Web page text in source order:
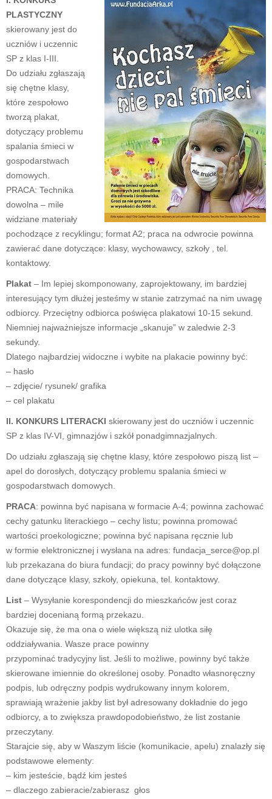
PLASTYCZNY
skierowany jest do
uczniów i uczennic
SP z klas I-III.
Do udziału zgłaszają
się chętne klasy,
które zespołowo
tworzą plakat,
dotyczący problemu
spalania śmieci w
gospodarstwach
domowych.
PRACA: Technika
dowolna – mile
widziane materiały
pochodzące z recyklingu; format A2; praca na odwrocie powinna
zawierać dane dotyczące: klasy, wychowawcy, szkoły , tel.
kontaktowy.
Plakat – Im lepiej skomponowany, zaprojektowany, im bardziej
interesujący tym dłużej jesteśmy w stanie zatrzymać na nim uwagę
odbiorcy. Przeciętny odbiorca poświęca plakatowi 10-15 sekund.
Niemniej najważniejsze informacje „skanuje” w zaledwie 2-3
sekundy.
Dlatego najbardziej widoczne i wybite na plakacie powinny być:
– hasło
– zdjęcie/ rysunek/ grafika
– cel plakatu
II. KONKURS LITERACKI skierowany jest do uczniów i uczennic
SP z klas IV-VI, gimnazjów i szkół ponadgimnazjalnych.
Do udziału zgłaszają się chętne klasy, które zespołowo piszą list –
apel do dorosłych, dotyczący problemu spalania śmieci w
gospodarstwach domowych.
PRACA: powinna być napisana w formacie A-4; powinna zachować
cechy gatunku literackiego – cechy listu; powinna promować
wartości proekologiczne; powinna być napisana ręcznie lub
w formie elektronicznej i wysłana na adres: fundacja_serce@op.pl
lub przekazana do biura fundacji; do pracy powinny być dołączone
dane dotyczące klasy, szkoły, opiekuna, tel. kontaktowy.
List – Wysyłanie korespondencji do mieszkańców jest coraz
bardziej docenianą formą przekazu.
Okazuje się, że ma ona o wiele większą niż ulotka siłę
oddziaływania. Wasze prace powinny
przypominać tradycyjny list. Jeśli to możliwe, powinny być także
skierowane imiennie do określonej osoby. Ponadto własnoręczny
podpis, lub odręczny podpis wydrukowany innym kolorem,
sprawiają wrażenie jakby list był adresowany dokładnie do jego
odbiorcy, a to zwiększa prawdopodobieństwo, że list zostanie
przeczytany.
Starajcie się, aby w Waszym liście (komunikacie, apelu) znalazły się
podstawowe elementy:
– kim jesteście, bądź kim jesteś
– dlaczego zabieracie/zabierasz głos